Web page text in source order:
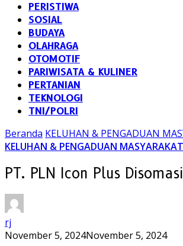
PERISTIWA
SOSIAL
BUDAYA
OLAHRAGA
OTOMOTIF
PARIWISATA & KULINER
PERTANIAN
TEKNOLOGI
TNI/POLRI
Beranda KELUHAN & PENGADUAN
KELUHAN & PENGADUAN MASYARAKAT
PT. PLN Icon Plus
rj
November 5, 2024November 5, 2024